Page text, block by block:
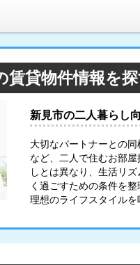
賃貸物件情報を
新見市の二人暮らし
大切なパートナーとの
など、二人で住むお部
しとは異なり、生活リ
く過ごすための条件を
理想のライフスタイルを